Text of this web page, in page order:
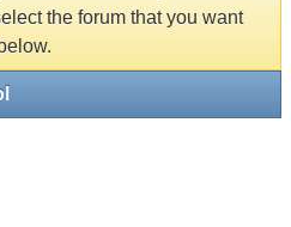
the forum that you want